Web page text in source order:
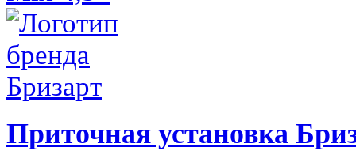
Приточная установка